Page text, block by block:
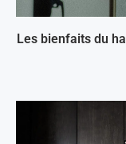
Les bienfaits du